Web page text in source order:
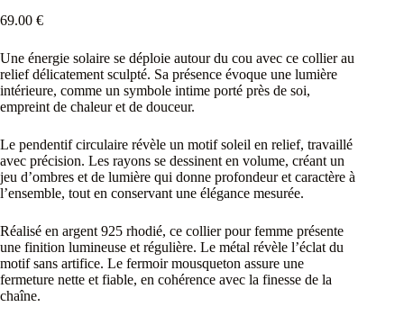
69.00 €
Une énergie solaire se déploie autour du cou avec ce collier au
relief délicatement sculpté. Sa présence évoque une lumière
intérieure, comme un symbole intime porté près de soi,
empreint de chaleur et de douceur.
Le pendentif circulaire révèle un motif soleil en relief, travaillé
avec précision. Les rayons se dessinent en volume, créant un
jeu d’ombres et de lumière qui donne profondeur et caractère à
l’ensemble, tout en conservant une élégance mesurée.
Réalisé en argent 925 rhodié, ce collier pour femme présente
une finition lumineuse et régulière. Le métal révèle l’éclat du
motif sans artifice. Le fermoir mousqueton assure une
fermeture nette et fiable, en cohérence avec la finesse de la
chaîne.